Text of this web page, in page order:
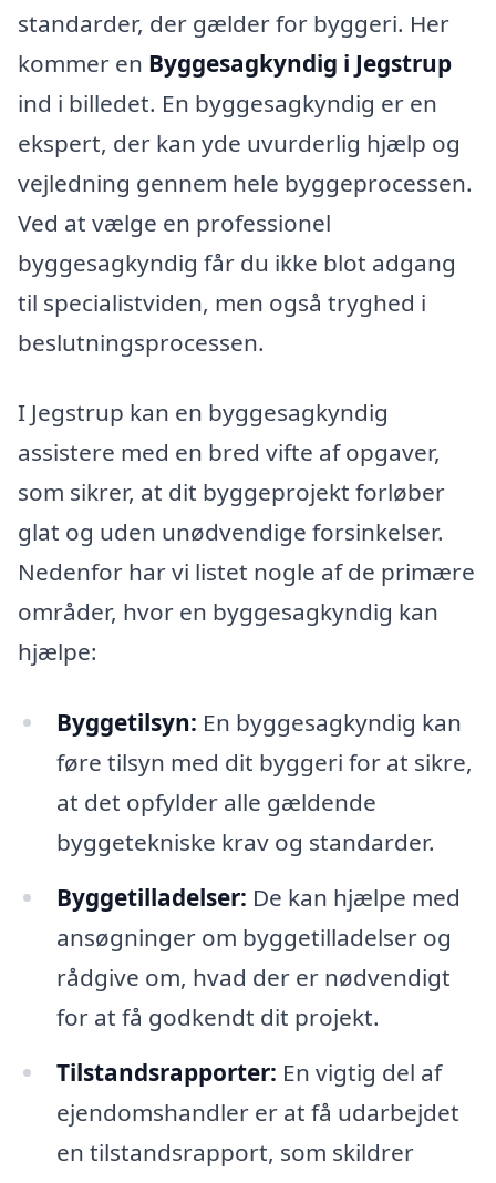
standarder, der gælder for byggeri. Her
kommer en Byggesagkyndig i Jegstrup
ind i billedet. En byggesagkyndig er en
ekspert, der kan yde uvurderlig hjælp og
vejledning gennem hele byggeprocessen.
Ved at vælge en professionel
byggesagkyndig får du ikke blot adgang
til specialistviden, men også tryghed i
beslutningsprocessen.
I Jegstrup kan en byggesagkyndig
assistere med en bred vifte af opgaver,
som sikrer, at dit byggeprojekt forløber
glat og uden unødvendige forsinkelser.
Nedenfor har vi listet nogle af de primære
områder, hvor en byggesagkyndig kan
hjælpe:
Byggetilsyn: En byggesagkyndig kan
føre tilsyn med dit byggeri for at sikre,
at det opfylder alle gældende
byggetekniske krav og standarder.
Byggetilladelser: De kan hjælpe med
ansøgninger om byggetilladelser og
rådgive om, hvad der er nødvendigt
for at få godkendt dit projekt.
Tilstandsrapporter: En vigtig del af
ejendomshandler er at få udarbejdet
en tilstandsrapport, som skildrer